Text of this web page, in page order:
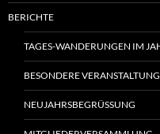
BERICHTE
TAGES-WANDERUNGEN IM
BESONDERE
NEUJAHRSBEGRÜSSUNG